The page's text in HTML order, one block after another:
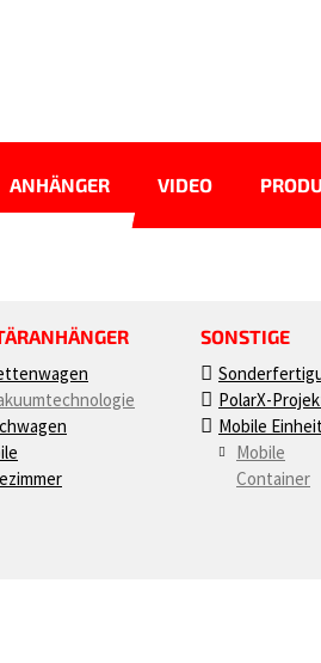
ANHÄNGER VIDEO
SONSTIGE
PolarX-
Mobile
Mobile
Container